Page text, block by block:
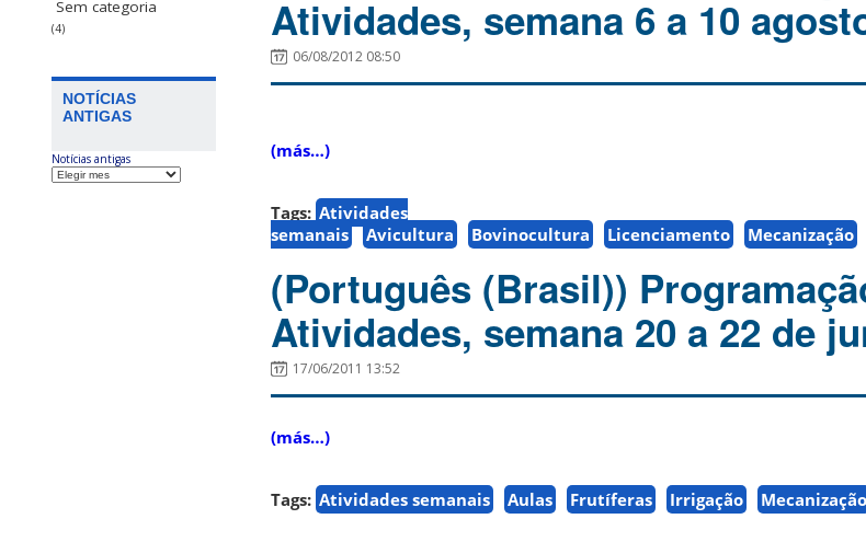
Sem categoria
(4)
NOTÍCIAS
ANTIGAS
Notícias antigas
Atividades, semana 6 a 10
06/08/2012 08:50
(más…)
Tags: Atividades
semanais
Avicultura Bovinocultura Licenciamento Mecanização
(Português (Brasil))
Atividades, semana 20 a 22 de
17/06/2011 13:52
(más…)
Tags: Atividades semanais Aulas Frutíferas Irrigação Mecanização